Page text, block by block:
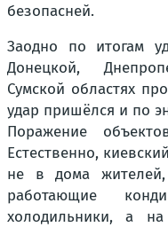
безопасней.
Заодно по итогам
Донецкой,
Сумской областях
удар пришёлся и по
Поражение
Естественно,
не в дома
работающие
холодильники, а